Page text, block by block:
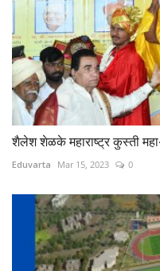
शैलेश शेळके महाराष्ट्र कुस्ती महा-
Eduvarta Mar 15, 2023 0